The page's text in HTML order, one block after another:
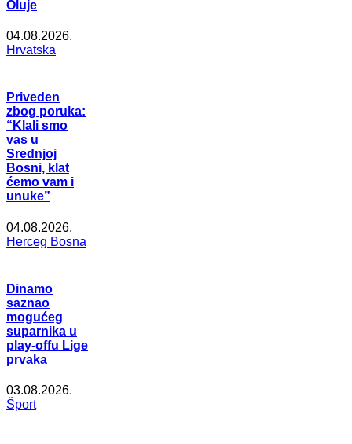
Oluje
04.08.2026.
Hrvatska
Priveden
zbog poruka:
“Klali smo
vas u
Srednjoj
Bosni, klat
ćemo vam i
unuke”
04.08.2026.
Herceg Bosna
Dinamo
saznao
mogućeg
suparnika u
play-offu Lige
prvaka
03.08.2026.
Šport